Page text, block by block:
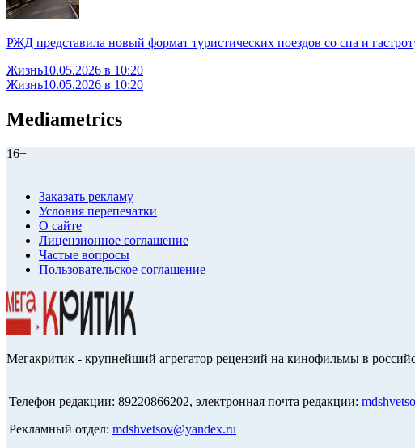
РЖД представила новый формат туристических поездов со спа и
Жизнь10.05.2026 в 10:20
Жизнь10.05.2026 в 10:20
Mediametrics
16+
Заказать рекламу
Условия перепечатки
О сайте
Лицензионное соглашение
Частые вопросы
Пользовательское соглашение
Мегакритик - крупнейший агрегатор рецензий на кинофильмы в
Телефон редакции: 89220866202, электронная почта редакции:
Рекламный отдел: mdshvetsov@yandex.ru